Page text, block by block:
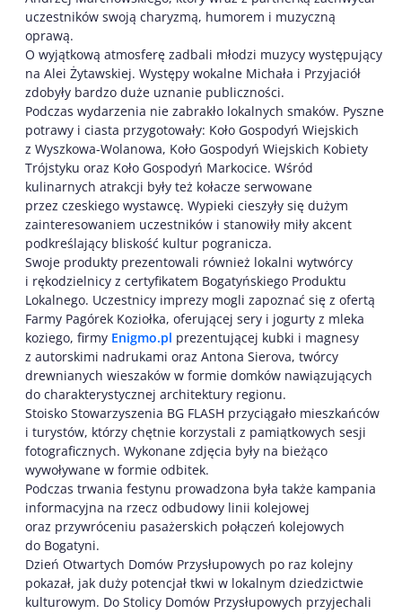
uczestników swoją charyzmą, humorem i muzyczną
oprawą.
O wyjątkową atmosferę zadbali młodzi muzycy występujący
na Alei Żytawskiej. Występy wokalne Michała i Przyjaciół
zdobyły bardzo duże uznanie publiczności.
Podczas wydarzenia nie zabrakło lokalnych smaków. Pyszne
potrawy i ciasta przygotowały: Koło Gospodyń Wiejskich
z Wyszkowa-Wolanowa, Koło Gospodyń Wiejskich Kobiety
Trójstyku oraz Koło Gospodyń Markocice. Wśród
kulinarnych atrakcji były też kołacze serwowane
przez czeskiego wystawcę. Wypieki cieszyły się dużym
zainteresowaniem uczestników i stanowiły miły akcent
podkreślający bliskość kultur pogranicza.
Swoje produkty prezentowali również lokalni wytwórcy
i rękodzielnicy z certyfikatem Bogatyńskiego Produktu
Lokalnego. Uczestnicy imprezy mogli zapoznać się z ofertą
Farmy Pagórek Koziołka, oferującej sery i jogurty z mleka
koziego, firmy Enigmo.pl prezentującej kubki i magnesy
z autorskimi nadrukami oraz Antona Sierova, twórcy
drewnianych wieszaków w formie domków nawiązujących
do charakterystycznej architektury regionu.
Stoisko Stowarzyszenia BG FLASH przyciągało mieszkańców
i turystów, którzy chętnie korzystali z pamiątkowych sesji
fotograficznych. Wykonane zdjęcia były na bieżąco
wywoływane w formie odbitek.
Podczas trwania festynu prowadzona była także kampania
informacyjna na rzecz odbudowy linii kolejowej
oraz przywróceniu pasażerskich połączeń kolejowych
do Bogatyni.
Dzień Otwartych Domów Przysłupowych po raz kolejny
pokazał, jak duży potencjał tkwi w lokalnym dziedzictwie
kulturowym. Do Stolicy Domów Przysłupowych przyjechali